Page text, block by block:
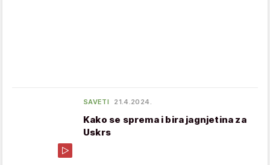
SAVETI 21.4.2024.
Kako se sprema i bira jagnjetina za
Uskrs